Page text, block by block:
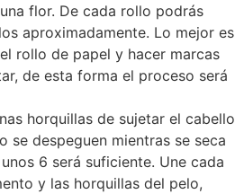
flor. De cada rollo podrás
aproximadamente. Lo mejor es
rollo de papel y hacer marcas
de esta forma el proceso será
horquillas de sujetar el cabello
se despeguen mientras se seca
6 será suficiente. Une cada
y las horquillas del pelo,